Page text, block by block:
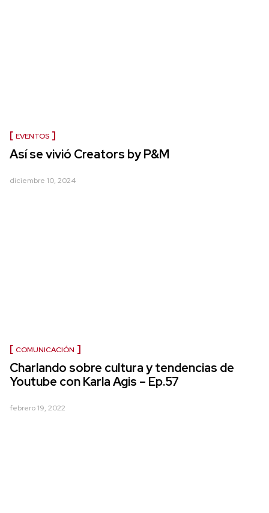
EVENTOS
Así se vivió Creators by P&M
diciembre 10, 2024
COMUNICACIÓN
Charlando sobre cultura y tendencias de
Youtube con Karla Agis – Ep.57
febrero 19, 2022